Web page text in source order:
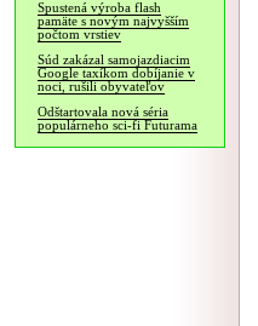
Spustená výroba flash
pamäte s novým najvyšším
počtom vrstiev
Súd zakázal samojazdiacim
Google taxíkom dobíjanie v
noci, rušili obyvateľov
Odštartovala nová séria
populárneho sci-fi Futurama